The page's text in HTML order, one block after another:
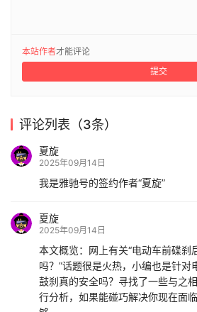
本站作者才能评论
提交
评论列表（3条）
夏旋
2025年09月14日
我是雅驰号的签约作者“夏旋”
夏旋
2025年09月14日
本文概览：网上有关“电动车前碟刹
吗？”话题很是火热，小编也是针对
鼓刹真的安全吗？寻找了一些与之
行分析，如果能碰巧解决你现在面